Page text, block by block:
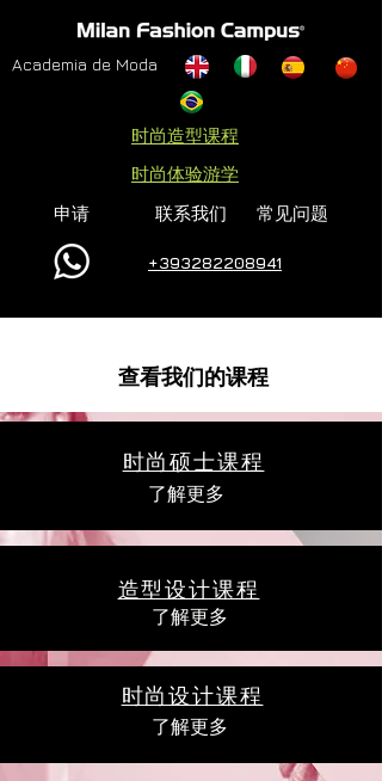
Academia de Moda
时尚造型课程
时尚体验游学
申请
联系我们 常见问题
+393282208941
查看我们的课程
时尚硕士课程
了解更多
造型设计课程
了解更多
时尚设计课程
了解更多